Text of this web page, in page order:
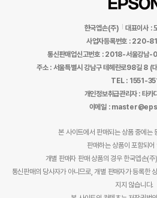
한국엡손(주)
대표이사 :
사업자등록번호 : 220-
통신판매업신고번호 : 2018-서울강남
주소 : 서울특별시 강남구 테헤란로98길 8
TEL : 1551-
개인정보취급관리자 : 타카
이메일 :
본 사이트에서 판매되는 상품 중에는
판매하는 상품이 포함되어
개별 판매자 판매 상품의 경우 한국엡손(
통신판매의 당사자가 아니므로, 개별 판매자가 등록한
지지 않습니다.